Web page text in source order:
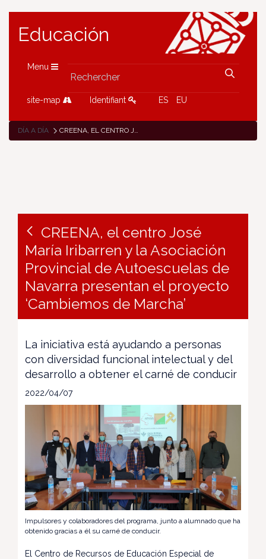
Educación
Menu
site-map Identifiant ES EU
DÍA A DÍA CREENA, EL CENTRO JOSÉ MARÍA IRIBARREN Y LA ASOCIACIÓN PROVINCIAL DE AUTOESCUELAS DE NAVARRA PRESENTAN EL PROYECTO ‘CAMBIEMOS DE MARCHA’
CREENA, el centro José
María Iribarren y la Asociación
Provincial de Autoescuelas de
Navarra presentan el proyecto
‘Cambiemos de Marcha’
La iniciativa está ayudando a personas
con diversidad funcional intelectual y del
desarrollo a obtener el carné de conducir
2022/04/07
Impulsores y colaboradores del programa, junto a alumnado que ha
obtenido gracias a él su carné de conducir.
El Centro de Recursos de Educación Especial de